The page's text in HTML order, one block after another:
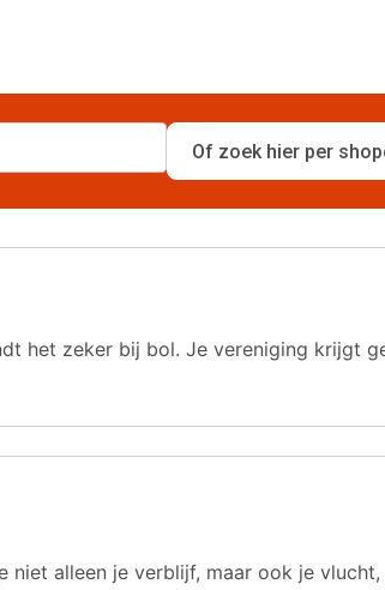
het zeker bij bol. Je vereniging krijgt
niet alleen je verblijf, maar ook je